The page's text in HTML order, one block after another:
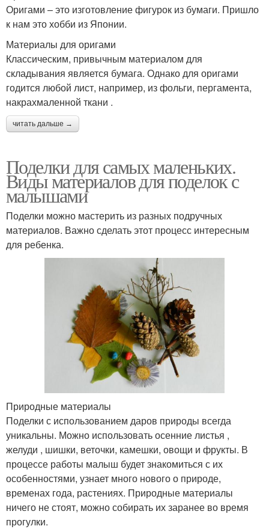
Оригами – это изготовление фигурок из бумаги. Пришло
к нам это хобби из Японии.
Материалы для оригами
Классическим, привычным материалом для
складывания является бумага. Однако для оригами
годится любой лист, например, из фольги, пергамента,
накрахмаленной ткани .
читать дальше →
Поделки для самых маленьких.
Виды материалов для поделок с
малышами
Поделки можно мастерить из разных подручных
материалов. Важно сделать этот процесс интересным
для ребенка.
Природные материалы
Поделки с использованием даров природы всегда
уникальны. Можно использовать осенние листья ,
желуди , шишки, веточки, камешки, овощи и фрукты. В
процессе работы малыш будет знакомиться с их
особенностями, узнает много нового о природе,
временах года, растениях. Природные материалы
ничего не стоят, можно собирать их заранее во время
прогулки.